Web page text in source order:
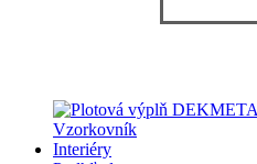
Vzorkovník
Interiéry